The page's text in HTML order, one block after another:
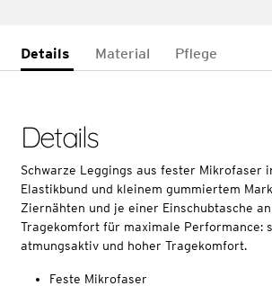
Details Material Pflege
Details
Schwarze Leggings aus fester Mikrofaser
Elastikbund und kleinem gummiertem
Ziernähten und je einer Einschubtasche
Tragekomfort für maximale Performance:
atmungsaktiv und hoher Tragekomfort.
Feste Mikrofaser